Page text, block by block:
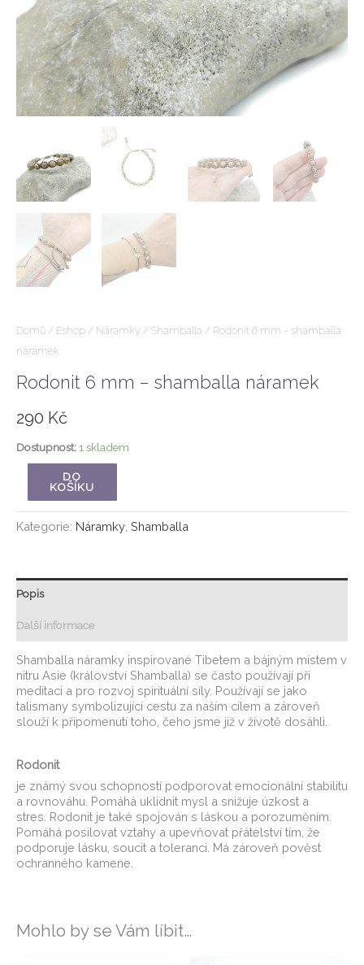
Domů / Eshop / Náramky / Shamballa / Rodonit 6 mm – shamballa
náramek
Rodonit 6 mm – shamballa náramek
290 Kč
Dostupnost:1 skladem
DO
KOŠÍKU
Kategorie: Náramky Shamballa
Popis
Další informace
Shamballa náramky inspirované Tibetem a bájným místem v
nitru Asie (království Shamballa) se často používají při
meditaci a pro rozvoj spirituální síly. Používají se jako
talismany symbolizující cestu za naším cílem a zároveň
slouží k připomenutí toho, čeho jsme již v životě dosáhli.
Rodonit
je známý svou schopností podporovat emocionální stabilitu
a rovnováhu. Pomáhá uklidnit mysl a snižuje úzkost a
stres. Rodonit je také spojován s láskou a porozuměním.
Pomáhá posilovat vztahy a upevňovat přátelství tím, že
podporuje lásku, soucit a toleranci. Má zároveň pověst
ochranného kamene.
Mohlo by se Vám líbit…